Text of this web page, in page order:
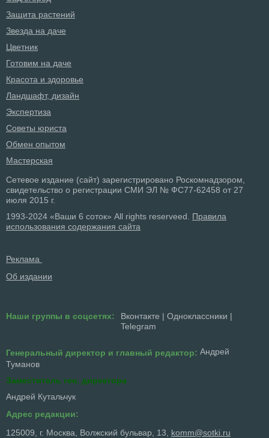
Защита растений
Звезда на даче
Цветник
Готовим на даче
Красота и здоровье
Ландшафт, дизайн
Экспертиза
Советы юриста
Обмен опытом
Мастерская
Сетевое издание (сайт) зарегистрировано Роскомнадзором,
свидетельство о регистрации СМИ ЭЛ № ФС77-62458 от 27
июля 2015 г.
1993-2024 «Ваши 6 соток» All rights reserveed. Правила
использования содержания сайта
Реклама
Об издании
Наши группы в соцсетях: Вконтакте | Одноклассники |
Telegram
Генеральный директор и главный редактор: Андрей
Туманов
Заместитель ген. директора
Андрей Кутальчук
Адрес редакции:
125009, г. Москва, Волжский бульвар, 13, komm@sotki.ru